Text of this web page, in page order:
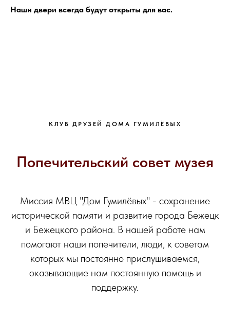
Наши двери всегда будут открыты для вас.
КЛУБ ДРУЗЕЙ ДОМА ГУМИЛЁВЫХ
Попечительский совет музея
Миссия МВЦ "Дом Гумилёвых" - сохранение
исторической памяти и развитие города Бежецк
и Бежецкого района. В нашей работе нам
помогают наши попечители, люди, к советам
которых мы постоянно прислушиваемся,
оказывающие нам постоянную помощь и
поддержку.